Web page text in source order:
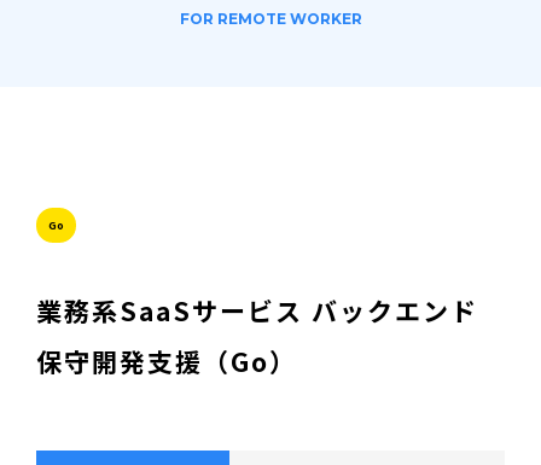
FOR REMOTE WORKER
Go
業務系SaaSサービス バックエンド
保守開発支援（Go）